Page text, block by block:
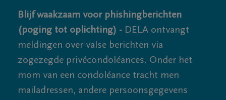
Blijf waakzaam voor phishingberichten
(poging tot oplichting) - DELA ontvangt
meldingen over valse berichten via
zogezegde privécondoléances. Onder het
mom van een condoléance tracht men
mailadressen, andere persoonsgegevens